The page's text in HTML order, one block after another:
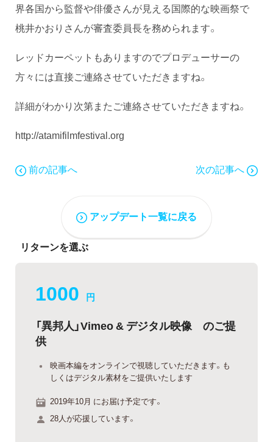
界各国から監督や俳優さんが見える国際的な映画祭で
桃井かおりさんが審査委員長を務められます。
レッドカーペットもありますのでプロデューサーの
方々には直接ご連絡させていただきますね。
詳細がわかり次第またご連絡させていただきますね。
http://atamifilmfestival.org
前の記事へ 次の記事へ
アップデート一覧に戻る
リターンを選ぶ
1000 円
「異邦人」Vimeo & デジタル映像 のご提
供
映画本編をオンラインで視聴していただきます。も
しくはデジタル素材をご提供いたします
2019年10月 にお届け予定です。
28人が応援しています。